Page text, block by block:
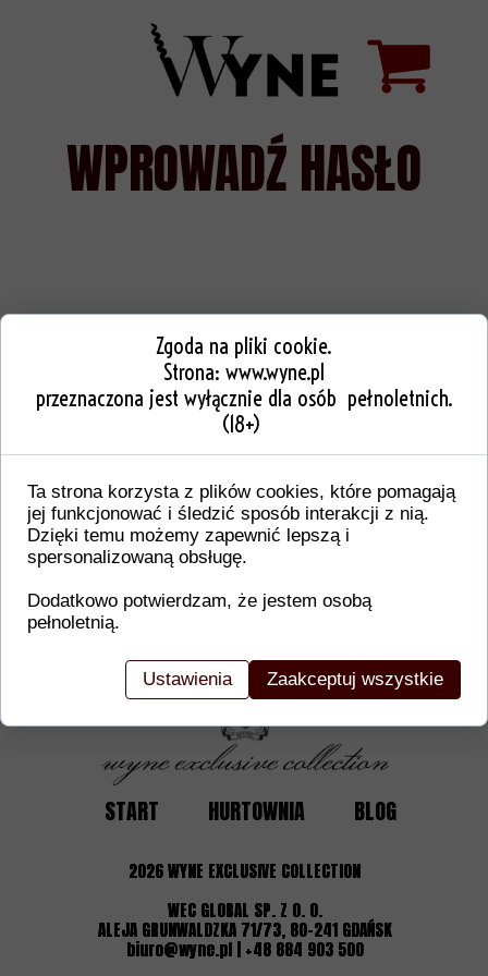
WPROWADŹ HASŁO
Dodatkowe informacje o produkcie
W tej sekcji warto umieścić istotne informacje,
gwarancji, zalecenia dotyczące montażu/
certyfikaty lub nagrody. Dzięki tym danym klienci
START HURTOWNIA BLOG
2026WYNE EXCLUSIVE COLLECTION
WEC GLOBAL SP. Z O. O.
ALEJA GRUNWALDZKA 71/73, 80-241 GDAŃSK
biuro@wyne.pl | +48 884 903 500
Zgoda na pliki cookie.
Strona: www.wyne.pl
przeznaczona jest wyłącznie dla osób pełnoletnich.
(18+)
Ta strona korzysta z plików cookies, które pomagają
jej funkcjonować i śledzić sposób interakcji z nią.
Dzięki temu możemy zapewnić lepszą i
spersonalizowaną obsługę.
Dodatkowo potwierdzam, że jestem osobą
pełnoletnią.
Ustawienia Zaakceptuj wszystkie